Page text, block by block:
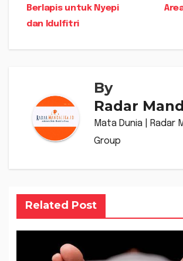
Berlapis untuk Nyepi
dan Idulfitri
By
Radar
Mata Dunia | Radar
Group
Related Post